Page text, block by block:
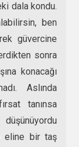
dala kondu.
ben
güvercine
sonra
konacağı
Aslında
tanınsa
eline bir taş